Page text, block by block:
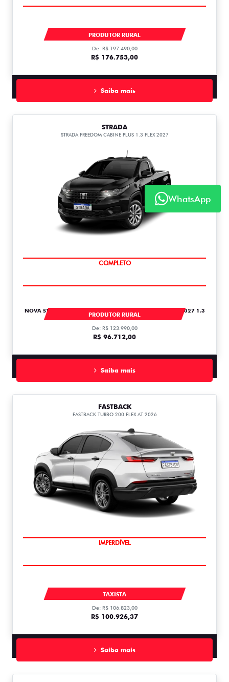
PRODUTOR RURAL
De: R$ 197.490,00
R$ 176.753,00
Saiba mais
STRADA
STRADA FREEDOM CABINE PLUS 1.3 FLEX 2027
COMPLETO
NOVA STRADA STRADA FREEDOM CABINE PLUS 1.3 FLEX 2027 1.3
PRODUTOR RURAL
De: R$ 123.990,00
R$ 96.712,00
Saiba mais
FASTBACK
FASTBACK TURBO 200 FLEX AT 2026
IMPERDÍVEL
TAXISTA
De: R$ 106.823,00
R$ 100.926,37
Saiba mais
WhatsApp